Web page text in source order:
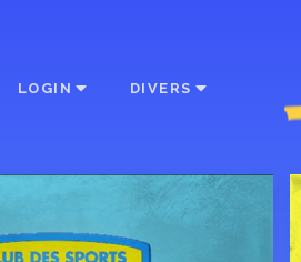
LOGIN DIVERS